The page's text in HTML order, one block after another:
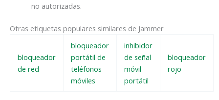
no autorizadas.
Otras etiquetas populares similares de Jammer
bloqueador
de red
bloqueador
portátil de
teléfonos
móviles
inhibidor
de señal
móvil
portátil
bloqueador
rojo